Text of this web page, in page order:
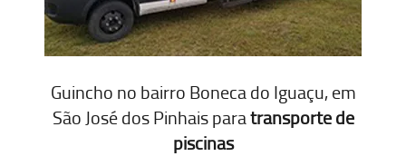
Guincho no bairro Boneca do Iguaçu, em
São José dos Pinhais paratransporte de
piscinas